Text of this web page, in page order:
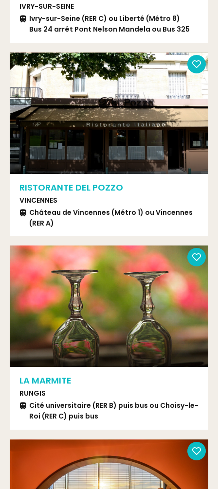
IVRY-SUR-SEINE
Ivry-sur-Seine (RER C) ou Liberté (Métro 8)
Bus 24 arrêt Pont Nelson Mandela ou Bus 325
RISTORANTE DEL POZZO
VINCENNES
Château de Vincennes (Métro 1) ou Vincennes
(RER A)
LA MARMITE
RUNGIS
Cité universitaire (RER B) puis bus ou Choisy-le-
Roi (RER C) puis bus
bus 192 arrêt Marée